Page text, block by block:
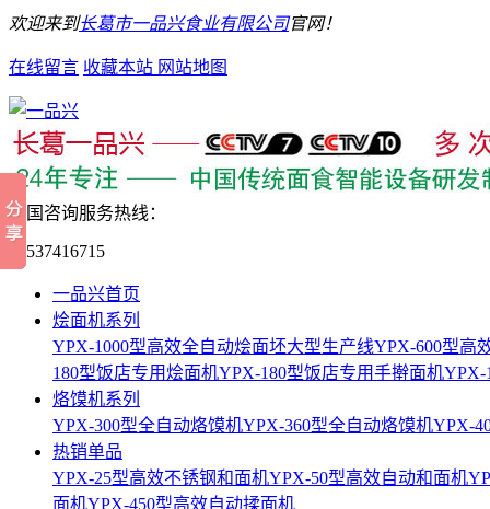
欢迎来到长葛市一品兴食业有限公司官网！
在线留言 收藏本站 网站地图
全国咨询服务热线：
15537416715
一品兴首页
烩面机系列
YPX-1000型高效全自动烩面坯大型生产线YPX-600型高
180型饭店专用烩面机YPX-180型饭店专用手擀面机YPX-
烙馍机系列
YPX-300型全自动烙馍机YPX-360型全自动烙馍机YPX-
热销单品
YPX-25型高效不锈钢和面机YPX-50型高效自动和面机
面机YPX-450型高效自动揉面机